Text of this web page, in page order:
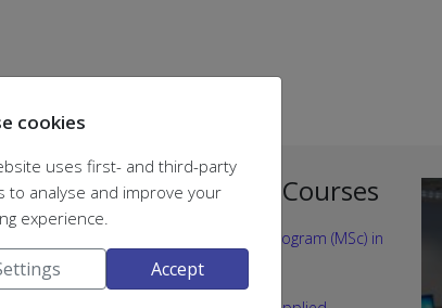
Postgraduate Courses
Postgraduate Studies Program (MSc) in
"CHEMISTRY"
cookies
uses first- and third-party
to analyse and improve your
experience.
Accept